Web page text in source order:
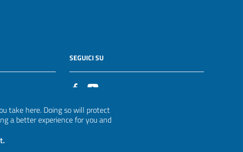
take here. Doing so will protect
a better experience for you and
SEGUICI SU